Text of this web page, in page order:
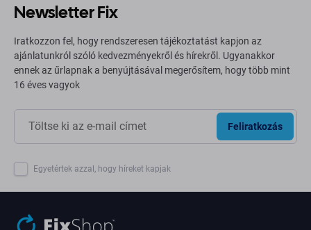
Newsletter Fix
Iratkozzon fel, hogy rendszeresen tájékoztatást kapjon az
ajánlatunkról szóló kedvezményekről és hírekről. Ugyanakkor
ennek az űrlapnak a benyújtásával megerősítem, hogy több mint
16 éves vagyok
Feliratkozás
Egyetértek azzal, hogy híreket kapjak